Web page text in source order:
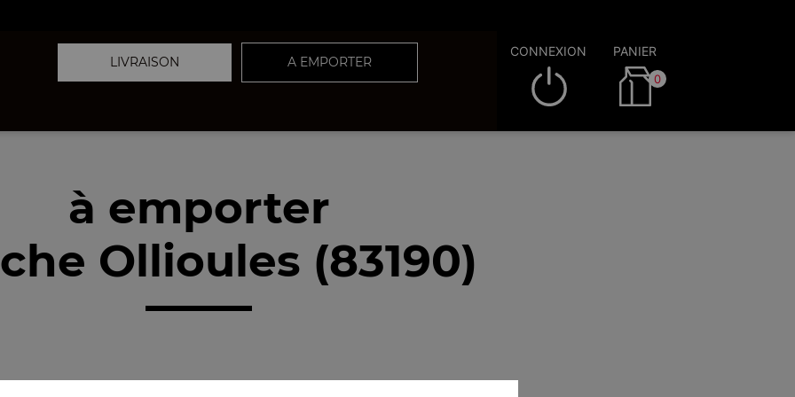
LIVRAISON A EMPORTER
CONNEXION PANIER
0
à emporter
Ollioules (83190)